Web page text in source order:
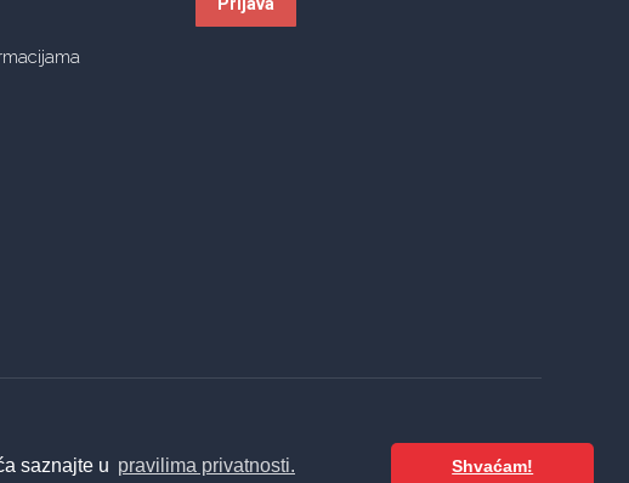
saznajte u pravilima privatnosti. Shvaćam!